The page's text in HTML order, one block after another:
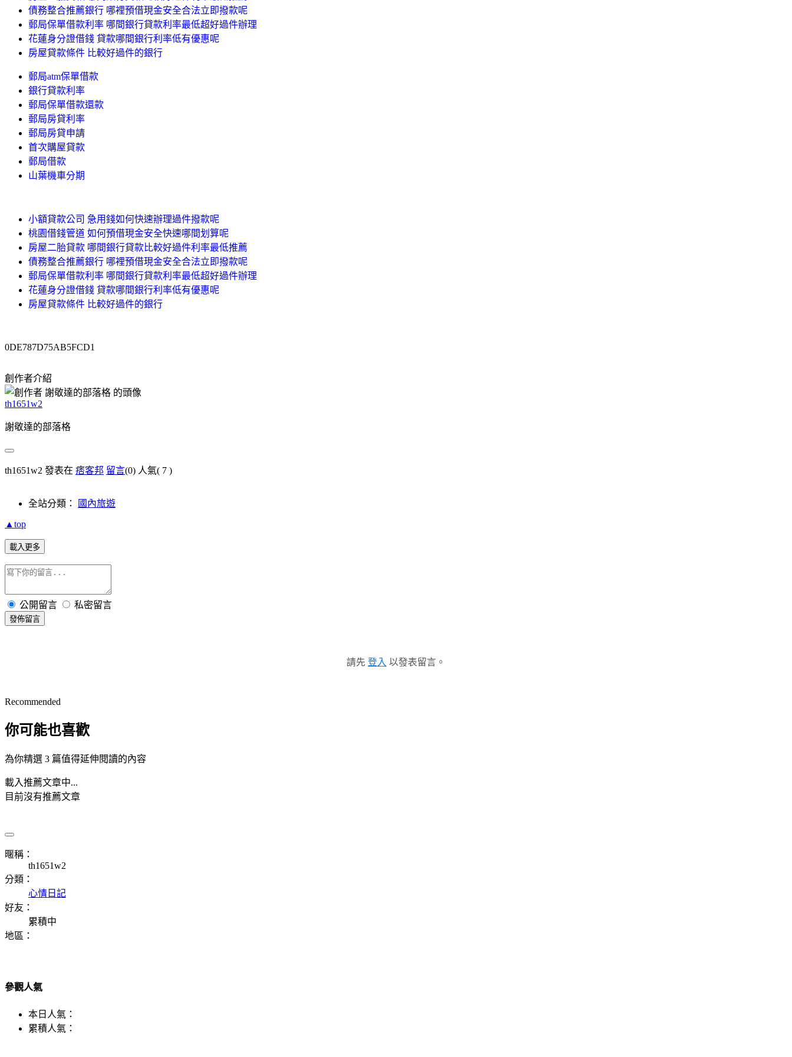
債務整合推薦銀行 哪裡預借現金安全合法立即撥款呢
郵局保單借款利率 哪間銀行貸款利率最低超好過件辦理
花蓮身分證借錢 貸款哪間銀行利率低有優惠呢
房屋貸款條件 比較好過件的銀行
郵局atm保單借款
銀行貸款利率
郵局保單借款還款
郵局房貸利率
郵局房貸申請
首次購屋貸款
郵局借款
山葉機車分期
小額貸款公司 急用錢如何快速辦理過件撥款呢
桃園借錢管道 如何預借現金安全快速哪間划算呢
房屋二胎貸款 哪間銀行貸款比較好過件利率最低推薦
債務整合推薦銀行 哪裡預借現金安全合法立即撥款呢
郵局保單借款利率 哪間銀行貸款利率最低超好過件辦理
花蓮身分證借錢 貸款哪間銀行利率低有優惠呢
房屋貸款條件 比較好過件的銀行
0DE787D75AB5FCD1
創作者介紹
th1651w2
謝敬達的部落格
th1651w2 發表在 痞客邦 留言(0) 人氣( 7 )
全站分類： 國內旅遊
▲top
載入更多
公開留言 私密留言
發佈留言
請先 登入 以發表留言。
Recommended
你可能也喜歡
為你精選 3 篇值得延伸閱讀的內容
載入推薦文章中...
目前沒有推薦文章
暱稱：
th1651w2
分類：
心情日記
好友：
累積中
地區：
參觀人氣
本日人氣：
累積人氣：